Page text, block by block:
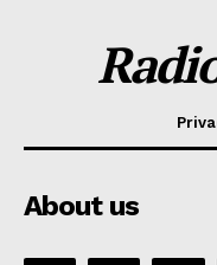
About us